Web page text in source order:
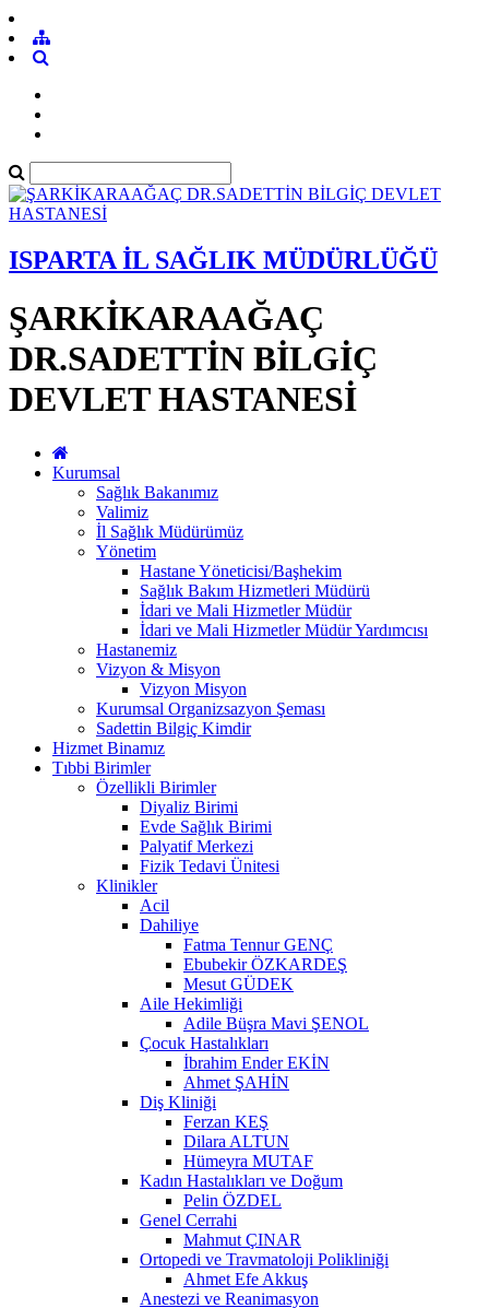
ISPARTA İL SAĞLIK MÜDÜRLÜĞÜ
ŞARKİKARAAĞAÇ
DR.SADETTİN BİLGİÇ
DEVLET HASTANESİ
Kurumsal
Sağlık Bakanımız
Valimiz
İl Sağlık Müdürümüz
Yönetim
Hastane Yöneticisi/Başhekim
Sağlık Bakım Hizmetleri Müdürü
İdari ve Mali Hizmetler Müdür
İdari ve Mali Hizmetler Müdür Yardımcısı
Hastanemiz
Vizyon & Misyon
Vizyon Misyon
Kurumsal Organizsazyon Şeması
Sadettin Bilgiç Kimdir
Hizmet Binamız
Tıbbi Birimler
Özellikli Birimler
Diyaliz Birimi
Evde Sağlık Birimi
Palyatif Merkezi
Fizik Tedavi Ünitesi
Klinikler
Acil
Dahiliye
Fatma Tennur GENÇ
Ebubekir ÖZKARDEŞ
Mesut GÜDEK
Aile Hekimliği
Adile Büşra Mavi ŞENOL
Çocuk Hastalıkları
İbrahim Ender EKİN
Ahmet ŞAHİN
Diş Kliniği
Ferzan KEŞ
Dilara ALTUN
Hümeyra MUTAF
Kadın Hastalıkları ve Doğum
Pelin ÖZDEL
Genel Cerrahi
Mahmut ÇINAR
Ortopedi ve Travmatoloji Polikliniği
Ahmet Efe Akkuş
Anestezi ve Reanimasyon